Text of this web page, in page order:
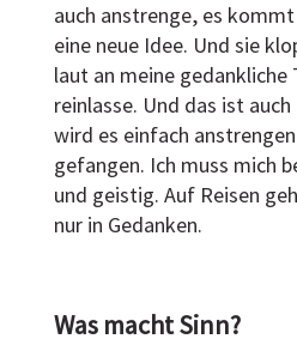
auch anstrenge, es
eine neue Idee. Und sie
laut an meine gedankliche
reinlasse. Und das ist
wird es einfach
gefangen. Ich muss mich
und geistig. Auf Reisen
nur in Gedanken.
Was macht Sinn?